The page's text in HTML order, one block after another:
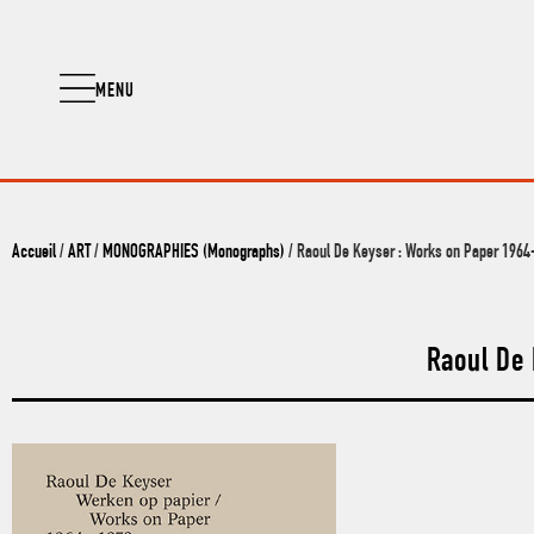
MENU
Accueil/ ART / MONOGRAPHIES (Monographs) / Raoul De Keyser : Works on Paper
Raoul